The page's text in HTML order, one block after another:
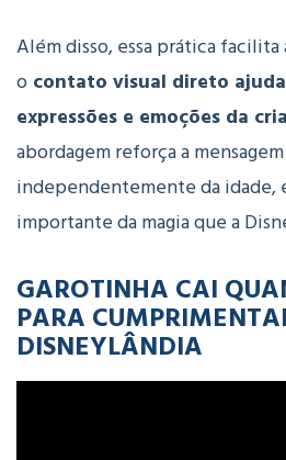
Além disso, essa prática facilita
o contato visual direto
expressões e emoções da
abordagem reforça a
independentemente da idade,
importante da magia que a
GAROTINHA CAI
PARA
DISNEYLÂNDIA